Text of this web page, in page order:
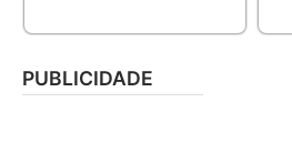
PUBLICIDADE